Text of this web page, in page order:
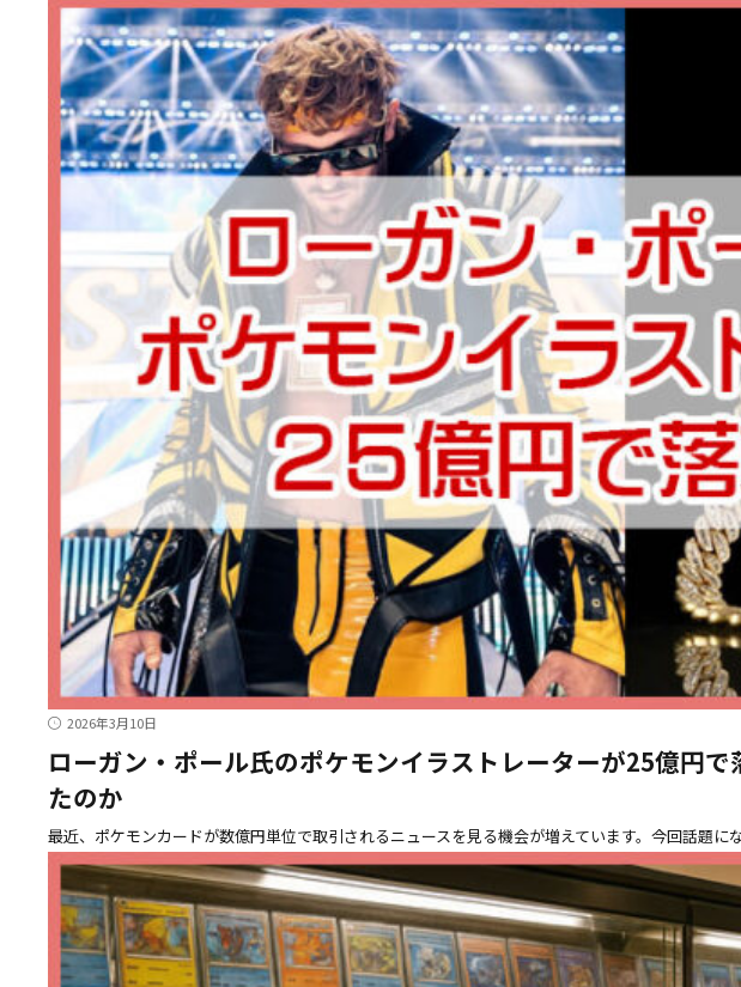
2026年3月10日
ローガン・ポール氏のポケモンイラストレーターが25億円
たのか
最近、ポケモンカードが数億円単位で取引されるニュースを見る機会が増えています。今回話題